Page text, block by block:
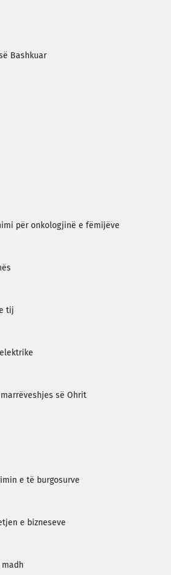
Bashkuar
për onkologjinë e fëmijëve
tij
së Ohrit
e të burgosurve
e bizneseve